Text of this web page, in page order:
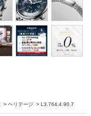
> ヘリテージ > L3.764.4.90.7